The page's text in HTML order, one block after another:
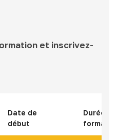
et inscrivez-
Date de
début
Durée